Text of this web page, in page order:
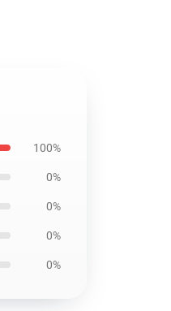
100%
0%
0%
0%
0%